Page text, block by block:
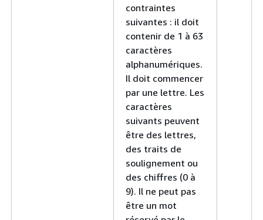
contraintes
suivantes : il doit
contenir de 1 à 63
caractères
alphanumériques.
Il doit commencer
par une lettre. Les
caractères
suivants peuvent
être des lettres,
des traits de
soulignement ou
des chiffres (0 à
9). Il ne peut pas
être un mot